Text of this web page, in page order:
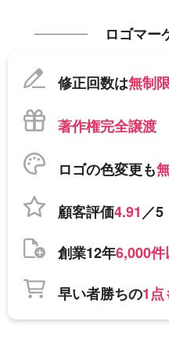
ロゴマー
修正回数は無制
著作権完全譲渡
ロゴの色変更も
顧客評価4.91／5
創業12年6,000
早い者勝ちの1点